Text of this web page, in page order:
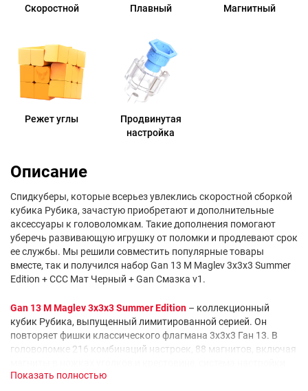
Скоростной Плавный Магнитный
Режет углы
Продвинутая
настройка
Описание
Показать полностью
Спидкуберы, которые всерьез увлеклись скоростной сборкой
кубика Рубика, зачастую приобретают и дополнительные
аксессуары к головоломкам. Такие дополнения помогают
уберечь развивающую игрушку от поломки и продлевают срок
ее службы. Мы решили совместить популярные товары
вместе, так и получился набор Gan 13 M Maglev 3x3x3 Summer
Edition + CCC Мат Черный + Gan Смазка v1.
Gan 13 M Maglev 3x3x3 Summer Edition – коллекционный
кубик Рубика, выпущенный лимитированной серией. Он
повторяет фишки классического флагмана 3х3х3 Ган 13. В
головоломке 216 комбинаций настроек, 88 магнитов, включая
МагЛев и система автоматического доворота граней на свое